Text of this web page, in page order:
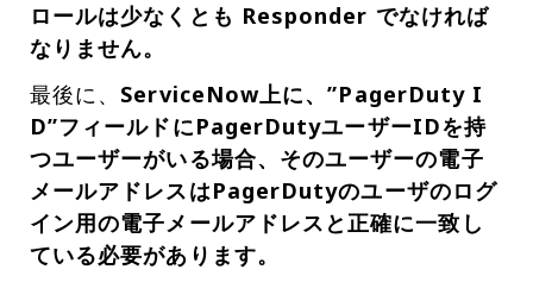
ロールは少なくとも Responder でなければ
なりません。
最後に、 ServiceNow上に、”PagerDuty I
D”フィールドにPagerDutyユーザーIDを持
つユーザーがいる場合、そのユーザーの電子
メールアドレスはPagerDutyのユーザのログ
イン用の電子メールアドレスと正確に一致し
ている必要があります。